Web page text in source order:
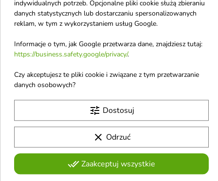
jednocześnie rozjaśnia,
wygładza i nawilża skórę,
przywracając jej zdrowy blask i
75,62 zł
twarzy, która opiera się na
łagodnej substancji myjącej
pochodzącej z kokosa
44,33 zł

favorite_border
Tocobo Multi Krem
Ceramidowy 50 ml
Bogaty, odżywczy krem

Tocobo Vita Berry Pore
Tonik Zwężający Pory
150 ml
indywidualnych potrzeb. Opcjonalne pliki cookie służą zbieraniu
danych statystycznych lub dostarczaniu spersonalizowanych
reklam, w tym z wykorzystaniem usług Google.
Informacje o tym, jak Google przetwarza dane, znajdziesz tutaj:
https://business.safety.google/privacy/.
Czy akceptujesz te pliki cookie i związane z tym przetwarzanie
danych osobowych?
tune Dostosuj
clear Odrzuć
done_allZaakceptuj wszystkie